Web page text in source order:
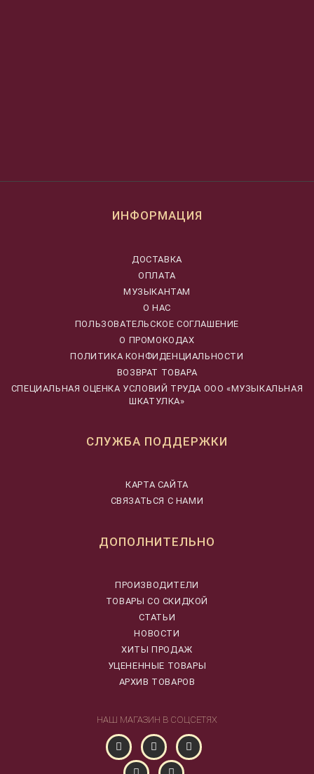
ИНФОРМАЦИЯ
ДОСТАВКА
ОПЛАТА
МУЗЫКАНТАМ
О НАС
ПОЛЬЗОВАТЕЛЬСКОЕ СОГЛАШЕНИЕ
О ПРОМОКОДАХ
ПОЛИТИКА КОНФИДЕНЦИАЛЬНОСТИ
ВОЗВРАТ ТОВАРА
CПЕЦИАЛЬНАЯ ОЦЕНКА УСЛОВИЙ ТРУДА ООО «МУЗЫКАЛЬНАЯ
ШКАТУЛКА»
СЛУЖБА ПОДДЕРЖКИ
КАРТА САЙТА
СВЯЗАТЬСЯ С НАМИ
ДОПОЛНИТЕЛЬНО
ПРОИЗВОДИТЕЛИ
ТОВАРЫ СО СКИДКОЙ
СТАТЬИ
НОВОСТИ
ХИТЫ ПРОДАЖ
УЦЕНЕННЫЕ ТОВАРЫ
АРХИВ ТОВАРОВ
НАШ МАГАЗИН В СОЦСЕТЯХ